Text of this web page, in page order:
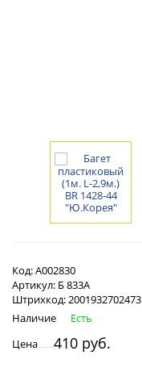
Код:А002830
Артикул: Б 833А
Штрихкод: 2001932702473
Наличие
Есть
Цена
410 руб.